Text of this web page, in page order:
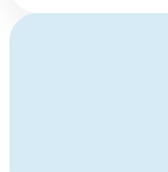
Har du